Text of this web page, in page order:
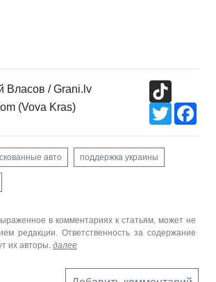
Власов / Grani.lv
(Vova Kras)
Twitter
авто поддержка украины
в комментариях к статьям, может не
редакции. Ответственность за содержание
их авторы. далее